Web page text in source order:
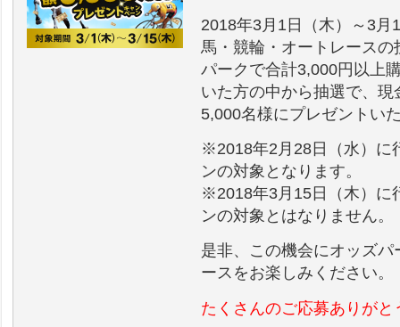
2018年3月1日（木）～3月
馬・競輪・オートレース
パークで合計3,000円以上
いた方の中から抽選で、
5,000名様にプレゼントい
※2018年2月28日（水）に
ンの対象となります。
※2018年3月15日（木）に
ンの対象とはなりません。
是非、この機会にオッズ
ースをお楽しみください。
たくさんのご応募ありがと